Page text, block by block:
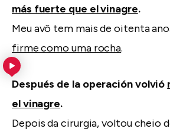
más fuerte que el vinagre.
Meu avô tem mais de oitenta
firme como uma rocha.
Después de la operación volvió
el vinagre.
Depois da cirurgia, voltou cheio